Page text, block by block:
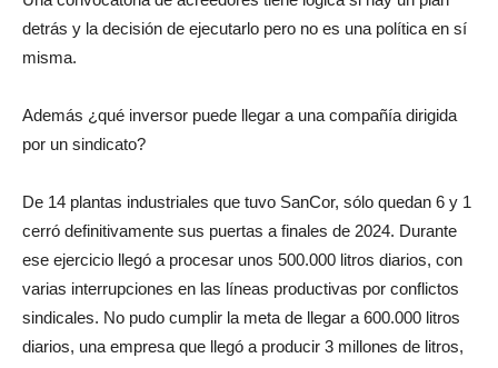
Una convocatoria de acreedores tiene lógica si hay un plan
detrás y la decisión de ejecutarlo pero no es una política en sí
Además ¿qué inversor puede llegar a una compañía dirigida
De 14 plantas industriales que tuvo SanCor, sólo quedan 6 y 1
cerró definitivamente sus puertas a finales de 2024. Durante
ese ejercicio llegó a procesar unos 500.000 litros diarios, con
varias interrupciones en las líneas productivas por conflictos
sindicales. No pudo cumplir la meta de llegar a 600.000 litros